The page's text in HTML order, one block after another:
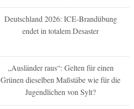
Deutschland 2026: ICE-Brandübung
endet in totalem Desaster
„Ausländer raus“: Gelten für einen
Grünen dieselben Maßstäbe wie für die
Jugendlichen von Sylt?